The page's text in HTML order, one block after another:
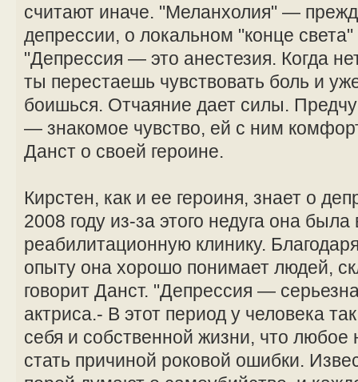
считают иначе. "Меланхолия" —
депрессии, о локальном "конце света"
"Депрессия — это анестезия. Когда
ты перестаешь чувствовать боль и
боишься. Отчаяние дает силы.
— знакомое чувство, ей с ним
Данст о своей героине.
Кирстен, как и ее героиня, знает о
2008 году из-за этого недуга она
реабилитационную клинику.
опыту она хорошо понимает людей,
говорит Данст. "Депрессия —
актриса.- В этот период у человека
себя и собственной жизни, что
стать причиной роковой ошибки.